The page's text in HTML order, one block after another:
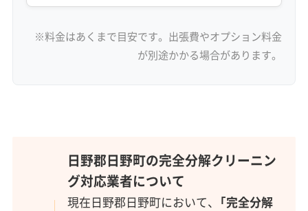
※料金はあくまで目安です。出張費やオプション料金
が別途かかる場合があります。
日野郡日野町の完全分解クリーニン
グ対応業者について
現在日野郡日野町において、 「完全分解